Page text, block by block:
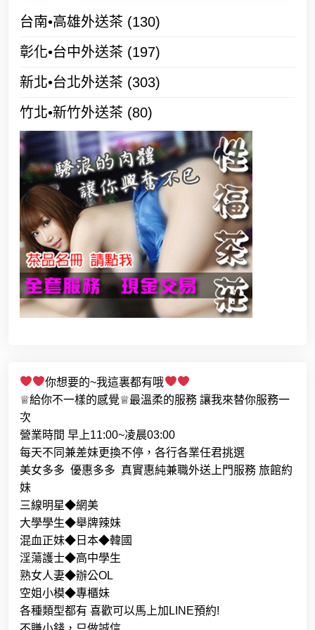
台南•高雄外送茶 (130)
彰化•台中外送茶 (197)
新北•台北外送茶 (303)
竹北•新竹外送茶 (80)
你想要的~我這裏都有哦
♕給你不一樣的感覺♕最溫柔的服務 讓我來替你服務一
次
營業時間 早上11:00~凌晨03:00
每天不同兼差妹更換不停，各行各業任君挑選
美女多多 優惠多多 真實惠純兼職外送上門服務 旅館約
妹
三線明星◆網美
大學學生◆舉牌辣妹
混血正妹◆日本◆韓國
淫蕩護士◆高中學生
熟女人妻◆辦公OL
空姐小模◆專櫃妹
各種類型都有 喜歡可以馬上加LINE預約!